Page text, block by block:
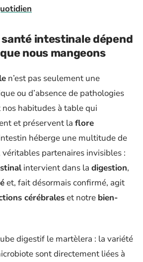
santé intestinale dépend
nous mangeons
n’est pas seulement une
ou d’absence de pathologies
nos habitudes à table qui
et préservent la flore
héberge une multitude de
partenaires invisibles :
intervient dans la digestion,
et, fait désormais confirmé, agit
cérébraleset notre bien-
digestif le martèlera : la variété
sont directement liées à